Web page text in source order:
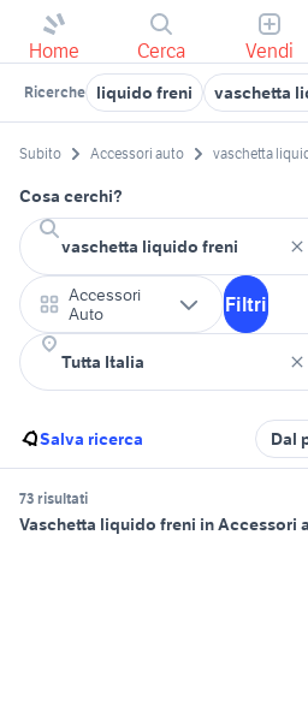
Home Cerca Vendi
Ricerche liquido freni vaschetta
Subito Accessori auto vaschetta
Cosa cerchi?
Accessori
Auto
Filtri
Salva ricerca Dal
73 risultati
Vaschetta liquido freni in Accessori